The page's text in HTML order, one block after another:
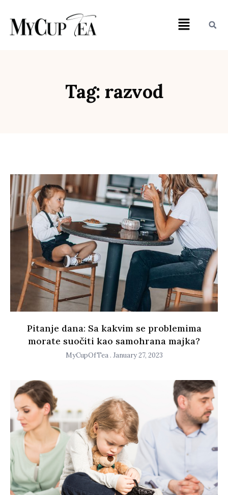
Tag: razvod
Pitanje dana: Sa kakvim se problemima
morate suočiti kao samohrana majka?
MyCupOfTea January 27, 2023